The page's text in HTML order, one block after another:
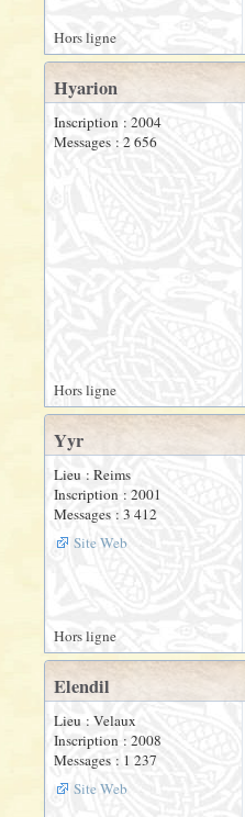
Hors ligne
Hyarion
Inscription : 2004
Messages : 2 656
Hors ligne
Yyr
Lieu : Reims
Inscription : 2001
Messages : 3 412
Site Web
Hors ligne
Elendil
Lieu : Velaux
Inscription : 2008
Messages : 1 237
Site Web